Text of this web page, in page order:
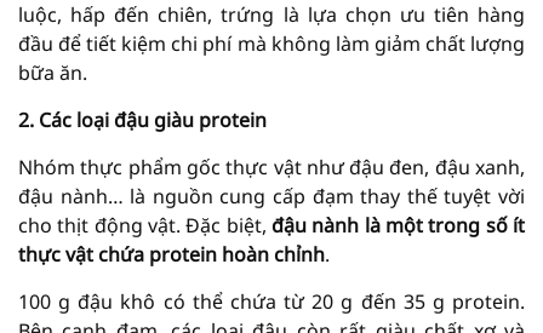
luộc, hấp đến chiên, trứng là lựa chọn ưu tiên hàng
đầu để tiết kiệm chi phí mà không làm giảm chất lượng
bữa ăn.
2. Các loại đậu giàu protein
Nhóm thực phẩm gốc thực vật như đậu đen, đậu xanh,
đậu nành… là nguồn cung cấp đạm thay thế tuyệt vời
cho thịt động vật. Đặc biệt, đậu nành là một trong số ít
thực vật chứa protein hoàn chỉnh.
100 g đậu khô có thể chứa từ 20 g đến 35 g protein.